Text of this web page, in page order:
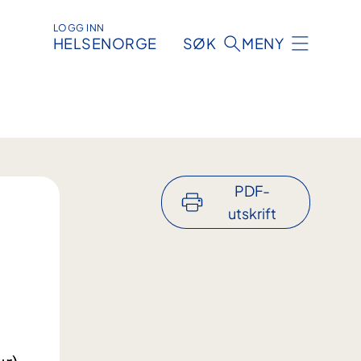
LOGG INN
HELSENORGE SØK MENY
PDF-
utskrift